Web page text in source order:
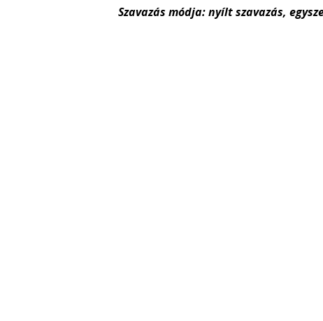
Szavazás módja:nyíltszavazás,